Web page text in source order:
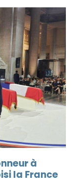
à
la France